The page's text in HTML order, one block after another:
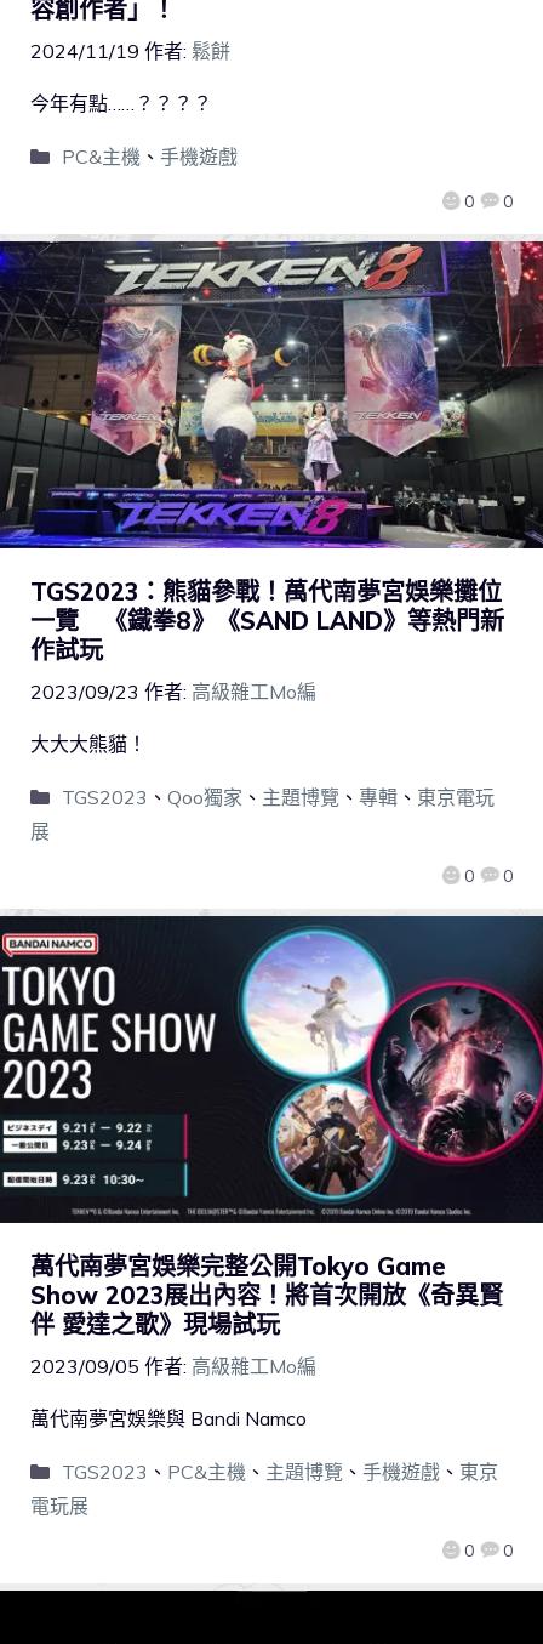
容創作者」！
2024/11/19 作者: 鬆餅
0 0
今年有點……？？？？
PC&主機 、 手機遊戲
TGS2023：熊貓參戰！萬代南夢宮娛樂攤位
一覽 《鐵拳8》《SAND LAND》等熱門新
作試玩
2023/09/23 作者: 高級雜工Mo編
0 0
大大大熊貓！
TGS2023 、 Qoo獨家 、 主題博覽 、 專輯、 東京電玩
展
萬代南夢宮娛樂完整公開Tokyo Game
Show 2023展出內容！將首次開放《奇異賢
伴 愛達之歌》現場試玩
2023/09/05 作者: 高級雜工Mo編
0 0
萬代南夢宮娛樂與 Bandi Namco
TGS2023 、 PC&主機、 主題博覽 、 手機遊戲、 東京
電玩展